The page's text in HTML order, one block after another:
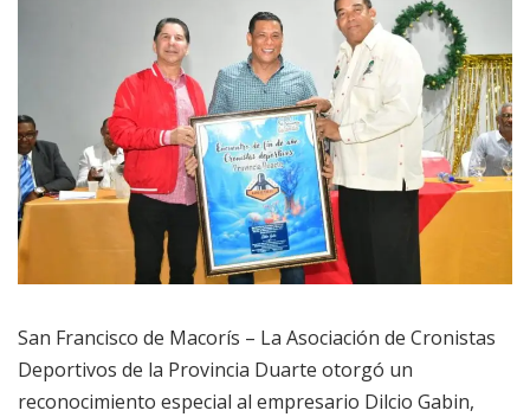
San Francisco de Macorís – La Asociación de Cronistas
Deportivos de la Provincia Duarte otorgó un
reconocimiento especial al empresario Dilcio Gabin,